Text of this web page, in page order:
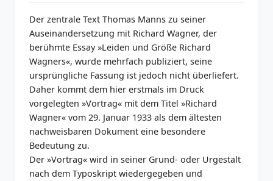
Der zentrale Text Thomas Manns zu seiner
Auseinandersetzung mit Richard Wagner, der
berühmte Essay »Leiden und Größe Richard
Wagners«, wurde mehrfach publiziert, seine
ursprüngliche Fassung ist jedoch nicht überliefert.
Daher kommt dem hier erstmals im Druck
vorgelegten »Vortrag« mit dem Titel »Richard
Wagner« vom 29. Januar 1933 als dem ältesten
nachweisbaren Dokument eine besondere
Bedeutung zu.
Der »Vortrag« wird in seiner Grund- oder Urgestalt
nach dem Typoskript wiedergegeben und